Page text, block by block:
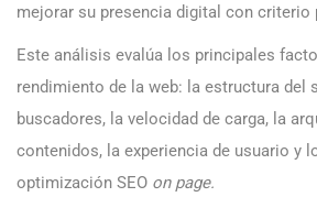
mejorar su presencia digital con criterio
Este análisis evalúa los principales
rendimiento de la web: la estructura del
buscadores, la velocidad de carga, la
contenidos, la experiencia de usuario y
optimización SEO on page.